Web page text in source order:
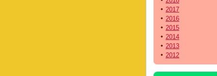
2017
2016
2015
2014
2013
2012